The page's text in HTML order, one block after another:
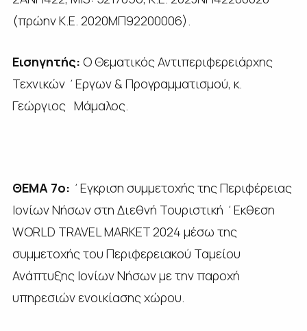
(πρώην Κ.Ε. 2020ΜΠ92200006).
Εισηγητής: Ο Θεματικός Αντιπεριφερειάρχης
Τεχνικών ΄Εργων & Προγραμματισμού, κ.
Γεώργιος Μάμαλος.
ΘΕΜΑ 7ο: ΄Εγκριση συμμετοχής της Περιφέρειας
Ιονίων Νήσων στη Διεθνή Τουριστική ΄Εκθεση
WORLD TRAVEL MARKET 2024 μέσω της
συμμετοχής του Περιφερειακού Ταμείου
Ανάπτυξης Ιονίων Νήσων με την παροχή
υπηρεσιών ενοικίασης χώρου.